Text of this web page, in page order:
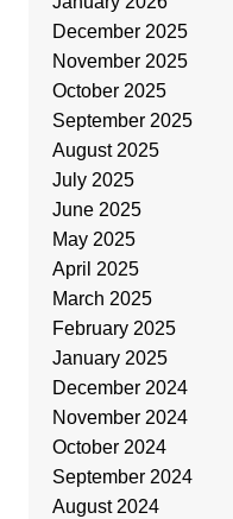
December 2025
November 2025
October 2025
September 2025
August 2025
July 2025
June 2025
May 2025
April 2025
March 2025
February 2025
January 2025
December 2024
November 2024
October 2024
September 2024
August 2024